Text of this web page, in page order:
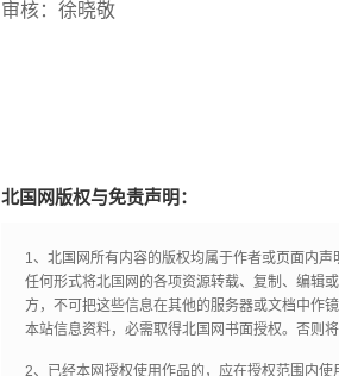
审核：徐晓敬
北国网版权与免责声明：
1、北国网所有内容的版权均属于作者或页面内
任何形式将北国网的各项资源转载、复制、编辑
方，不可把这些信息在其他的服务器或文档中作
本站信息资料，必需取得北国网书面授权。否则将
2、已经本网授权使用作品的，应在授权范围内